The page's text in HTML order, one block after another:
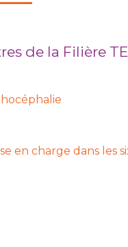
de la Filière
en charge dans les